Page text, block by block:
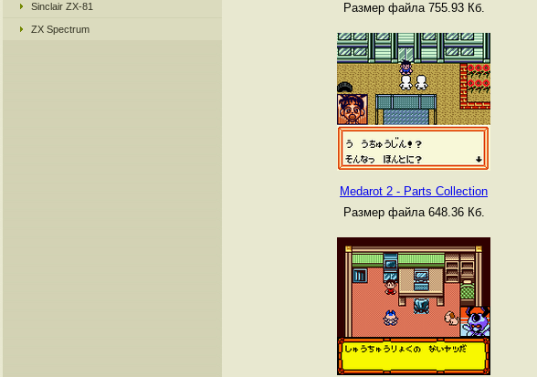
Sinclair ZX-81
ZX Spectrum
Размер файла 755.93 Кб.
Medarot 2 - Parts Collection
Размер файла 648.36 Кб.